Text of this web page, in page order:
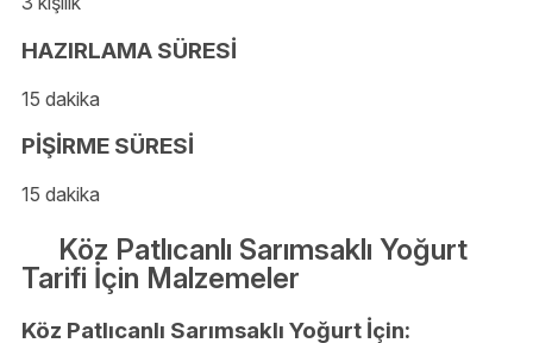
HAZIRLAMA SÜRESİ
15 dakika
PİŞİRME SÜRESİ
15 dakika
Köz Patlıcanlı Sarımsaklı Yoğurt
Tarifi İçin Malzemeler
Köz Patlıcanlı Sarımsaklı Yoğurt İçin: